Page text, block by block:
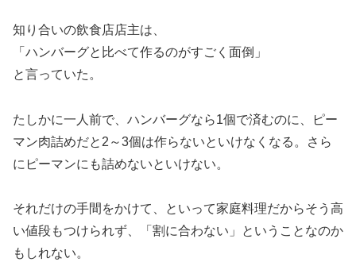
知り合いの飲食店店主は、
「ハンバーグと比べて作るのがすごく面倒」
と言っていた。
たしかに一人前で、ハンバーグなら1個で済むのに、ピー
マン肉詰めだと2～3個は作らないといけなくなる。さら
にピーマンにも詰めないといけない。
それだけの手間をかけて、といって家庭料理だからそう高
い値段もつけられず、「割に合わない」ということなのか
もしれない。